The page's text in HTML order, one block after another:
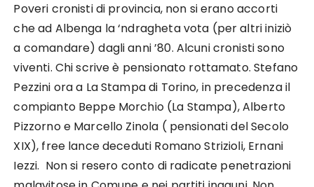
Poveri cronisti di provincia, non si erano accorti
che ad Albenga la ‘ndragheta vota (per altri iniziò
a comandare) dagli anni ’80. Alcuni cronisti sono
viventi. Chi scrive è pensionato rottamato. Stefano
Pezzini ora a La Stampa di Torino, in precedenza il
compianto Beppe Morchio (La Stampa), Alberto
Pizzorno e Marcello Zinola ( pensionati del Secolo
XIX), free lance deceduti Romano Strizioli, Ernani
Iezzi. Non si resero conto di radicate penetrazioni